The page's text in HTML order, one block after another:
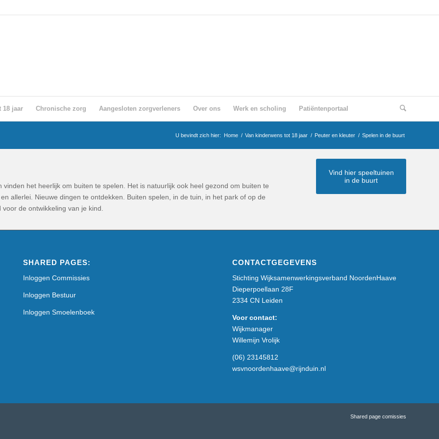
18 jaar Chronische zorg Aangesloten zorgverleners Over ons Werk en scholing Patiëntenportaal
U bevindt zich hier: Home / Van kinderwens tot 18 jaar / Peuter en kleuter / Spelen in de buurt
vinden het heerlijk om buiten te spelen. Het is natuurlijk ook heel gezond om buiten te
allerlei. Nieuwe dingen te ontdekken. Buiten spelen, in de tuin, in het park of op de
de ontwikkeling van je kind.
Vind hier speeltuinen
in de buurt
SHARED PAGES:
Inloggen Commissies
Inloggen Bestuur
Inloggen Smoelenboek
CONTACTGEGEVENS
Stichting Wijksamenwerkingsverband NoordenHaave
Dieperpoellaan 28F
2334 CN Leiden
Voor contact:
Wijkmanager
Willemijn Vrolijk
(06) 23145812
wsvnoordenhaave@rijnduin.nl
Shared page comissies